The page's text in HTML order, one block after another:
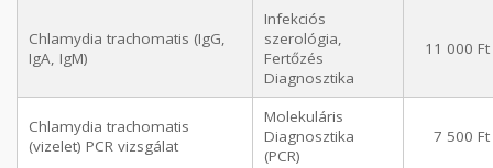
Chlamydia trachomatis (IgG,
IgA, IgM)
Infekciós
szerológia,
Fertőzés
Diagnosztika
11 000 Ft
Chlamydia trachomatis
(vizelet) PCR vizsgálat
Molekuláris
Diagnosztika
(PCR)
7 500 Ft